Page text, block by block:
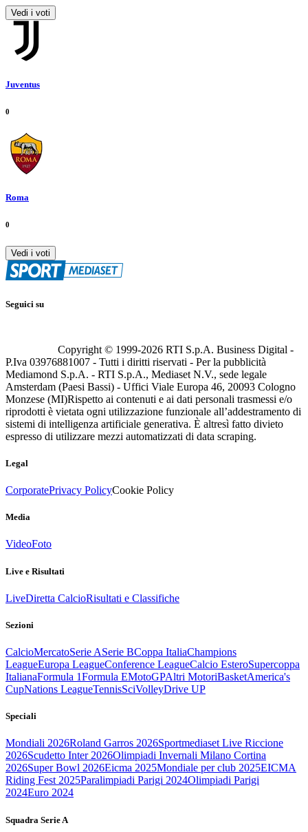
Vedi i voti
Juventus
0
Roma
0
Vedi i voti
Seguici su
Copyright © 1999-2026 RTI S.p.A. Business Digital -
P.Iva 03976881007 - Tutti i diritti riservati - Per la pubblicità
Mediamond S.p.A. - RTI S.p.A., Mediaset N.V., sede legale
Amsterdam (Paesi Bassi) - Uffici Viale Europa 46, 20093 Cologno
Monzese (MI)Rispetto ai contenuti e ai dati personali trasmessi e/o
riprodotti è vietata ogni utilizzazione funzionale all’addestramento di
sistemi di intelligenza artificiale generativa. È altresì fatto divieto
espresso di utilizzare mezzi automatizzati di data scraping.
Legal
CorporatePrivacy PolicyCookie Policy
Media
VideoFoto
Live e Risultati
LiveDiretta CalcioRisultati e Classifiche
Sezioni
CalcioMercatoSerie ASerie BCoppa ItaliaChampions
LeagueEuropa LeagueConference LeagueCalcio EsteroSupercoppa
ItalianaFormula 1Formula EMotoGPAltri MotoriBasketAmerica's
CupNations LeagueTennisSciVolleyDrive UP
Speciali
Mondiali 2026Roland Garros 2026Sportmediaset Live Riccione
2026Scudetto Inter 2026Olimpiadi Invernali Milano Cortina
2026Super Bowl 2026Eicma 2025Mondiale per club 2025EICMA
Riding Fest 2025Paralimpiadi Parigi 2024Olimpiadi Parigi
2024Euro 2024
Squadra Serie A